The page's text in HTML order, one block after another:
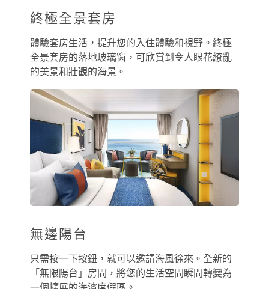
終極全景套房
體驗套房生活，提升您的入住體驗和視野。終極
全景套房的落地玻璃窗，可欣賞到令人眼花繚亂
的美景和壯觀的海景。
無邊陽台
只需按一下按鈕，就可以邀請海風徐來。全新的
「無限陽台」房間，將您的生活空間瞬間轉變為